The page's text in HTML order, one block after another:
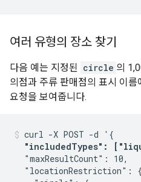
여러 유형의 장소 찾기
다음 예는 지정된 circle 의
의점과 주류 판매점의 표시 이
요청을 보여줍니다.
curl -X POST -d '{
"includedTypes":
  "maxResultCount": 10,
  "locationRestriction": {